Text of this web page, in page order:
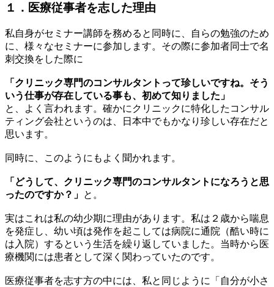
１．医療従事者を志した理由
私自身がセミナー講師を務めると同時に、自らの勉強のため
に、様々なセミナーに参加します。その際に参加者同士で名
刺交換をした際に
「クリニック専門のコンサルタントって珍しいですね。そう
いう仕事が存在している事も、初めて知りました」
と、よく言われます。確かにクリニックに特化したコンサル
ティング会社というのは、日本中でもかなり珍しい存在だと
思います。
同時に、このようにもよく聞かれます。
「どうして、クリニック専門のコンサルタントになろうと思
ったのですか？」 と。
実はこれは私の幼少期に理由があります。私は２歳から喘息
を発症し、幼い頃は発作を起こしては病院に通院（酷い時に
は入院）するという生活を繰り返していました。当時から医
療機関には患者として深く関わっていたのです。
医療従事者を志す方の中には、私と同じように「自分が小さ